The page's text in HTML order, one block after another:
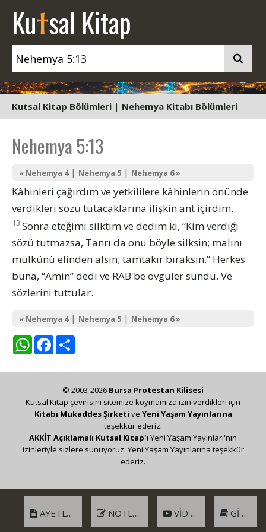
Kutsal Kitap
Kutsal Kitap Bölümleri | Nehemya Kitabı Bölümleri
Nehemya 5:13
« Nehemya 4| Nehemya 5 | Nehemya 6 »
Kâhinleri çağırdım ve yetkililere kâhinlerin önünde
verdikleri sözü tutacaklarına ilişkin ant içirdim.
13 Sonra eteğimi silktim ve dedim ki, “Kim verdiği
sözü tutmazsa, Tanrı da onu böyle silksin; malını
mülkünü elinden alsın; tamtakır bıraksın.” Herkes
buna, “Amin” dedi ve RAB'be övgüler sundu. Ve
sözlerini tuttular.
« Nehemya 4| Nehemya 5 | Nehemya 6 »
WhatsAppFacebook
AYETLER NOTLAR VIDEO GIRIŞ
© 2003-2026 Bursa Protestan Kilisesi
Kutsal Kitap çevirisini sitemize koymamıza izin verdikleri için
Kitabı Mukaddes Şirketi ve Yeni Yaşam Yayınlarına
teşekkür ederiz.
AKKİT Açıklamalı Kutsal Kitap'ı Yeni Yaşam Yayınları'nın
izinleriyle sizlere sunuyoruz. Yeni Yaşam Yayınlarına teşekkür
ederiz.